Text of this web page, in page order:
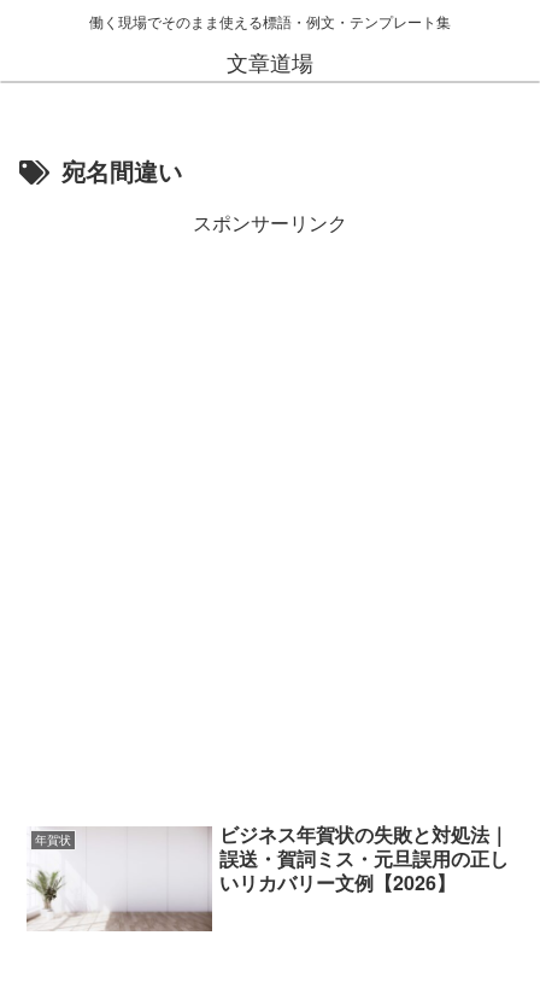
働く現場でそのまま使える標語・例文・テンプレート集
文章道場
宛名間違い
スポンサーリンク
年賀状
ビジネス年賀状の失敗と対処法｜
誤送・賀詞ミス・元旦誤用の正し
いリカバリー文例【2026】